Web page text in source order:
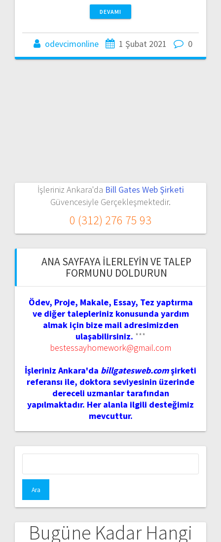
DEVAMI
odevcimonline 1 Şubat 2021 0
İşleriniz Ankara'da Bill Gates Web Şirketi
Güvencesiyle Gerçekleşmektedir.
0 (312) 276 75 93
ANA SAYFAYA İLERLEYIN VE TALEP
FORMUNU DOLDURUN
Ödev, Proje, Makale, Essay, Tez yaptırma
ve diğer talepleriniz konusunda yardım
almak için bize mail adresimizden
ulaşabilirsiniz. ***
bestessayhomework@gmail.com
İşleriniz Ankara'da billgatesweb.comşirketi
referansı ile, doktora seviyesinin üzerinde
dereceli uzmanlar tarafından
yapılmaktadır. Her alanla ilgili desteğimiz
mevcuttur.
Bugüne Kadar Hangi